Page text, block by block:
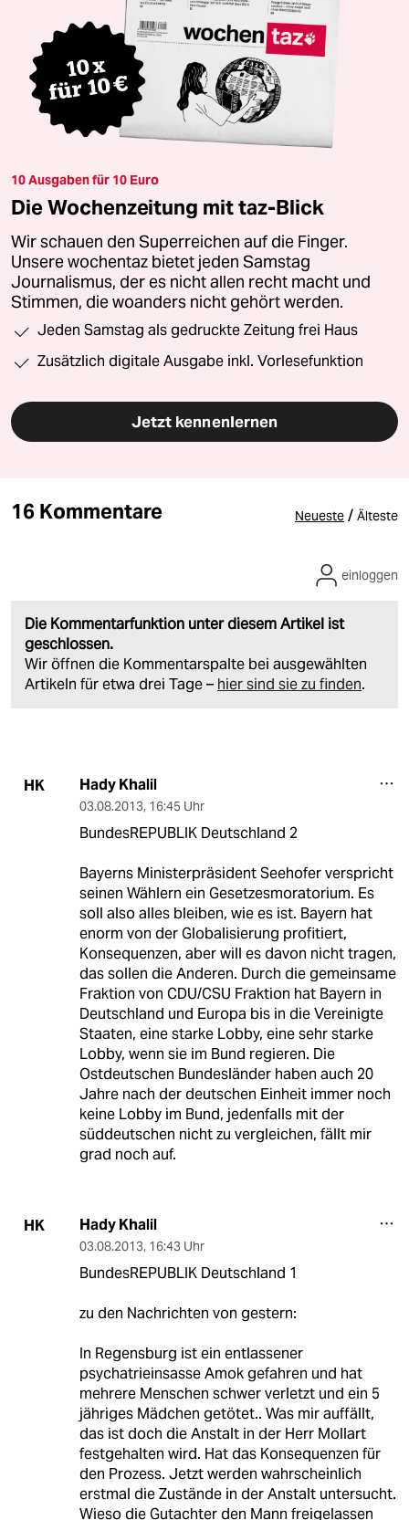
10 Ausgaben für 10 Euro
Die Wochenzeitung mit taz-Blick
Wir schauen den Superreichen auf die Finger.
Unsere wochentaz bietet jeden Samstag
Journalismus, der es nicht allen recht macht und
Stimmen, die woanders nicht gehört werden.
Jeden Samstag als gedruckte Zeitung frei Haus
Zusätzlich digitale Ausgabe inkl. Vorlesefunktion
Jetzt kennenlernen
16 Kommentare Neueste / Älteste
Die Kommentarfunktion unter diesem Artikel ist
geschlossen.
Wir öffnen die Kommentarspalte bei ausgewählten
Artikeln für etwa drei Tage – hier sind sie zu finden.
einloggen
HK Hady Khalil
03.08.2013, 16:45 Uhr
BundesREPUBLIK Deutschland 2
Bayerns Ministerpräsident Seehofer verspricht
seinen Wählern ein Gesetzesmoratorium. Es
soll also alles bleiben, wie es ist. Bayern hat
enorm von der Globalisierung profitiert,
Konsequenzen, aber will es davon nicht tragen,
das sollen die Anderen. Durch die gemeinsame
Fraktion von CDU/CSU Fraktion hat Bayern in
Deutschland und Europa bis in die Vereinigte
Staaten, eine starke Lobby, eine sehr starke
Lobby, wenn sie im Bund regieren. Die
Ostdeutschen Bundesländer haben auch 20
Jahre nach der deutschen Einheit immer noch
keine Lobby im Bund, jedenfalls mit der
süddeutschen nicht zu vergleichen, fällt mir
grad noch auf.
HK Hady Khalil
03.08.2013, 16:43 Uhr
BundesREPUBLIK Deutschland 1
zu den Nachrichten von gestern:
In Regensburg ist ein entlassener
psychatrieinsasse Amok gefahren und hat
mehrere Menschen schwer verletzt und ein 5
jähriges Mädchen getötet.. Was mir auffällt,
das ist doch die Anstalt in der Herr Mollart
festgehalten wird. Hat das Konsequenzen für
den Prozess. Jetzt werden wahrscheinlich
erstmal die Zustände in der Anstalt untersucht.
Wieso die Gutachter den Mann freigelassen